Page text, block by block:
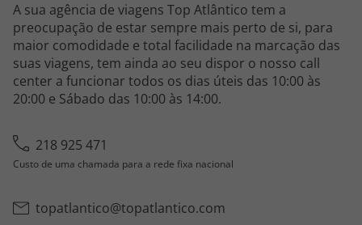
A sua agência de viagens Top Atlântico tem a
preocupação de estar sempre mais perto de si, para
maior comodidade e total facilidade na marcação das
suas viagens, tem ainda ao seu dispor o nosso call
center a funcionar todos os dias úteis das 10:00 às
20:00 e Sábado das 10:00 às 14:00.
218 925 471
Custo de uma chamada para a rede fixa nacional
topatlantico@topatlantico.com